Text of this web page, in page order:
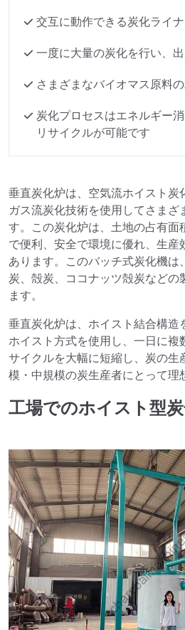
交互に動作できる炭化ライ
一度に大量の炭化を行い、
さまざまなバイオマス原料
炭化プロセスはエネルギー
リサイクルが可能です
垂直炭化炉は、空気流ホイスト炭
ガス流炭化技術を使用してさまざ
す。この炭化炉は、土地の占有面
で便利、安全で環境に優れ、生
あります。このバッチ式炭化機は
炭、殻炭、ココナッツ殻炭などの
ます。
垂直炭化炉は、ホイスト結合構造
ホイスト方式を使用し、一日に複
サイクルを大幅に短縮し、炭の生
模・中規模の炭生産者にとって理
工場でのホイスト型